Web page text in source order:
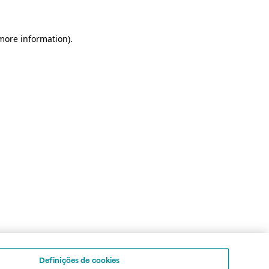
information).
Definições de cookies